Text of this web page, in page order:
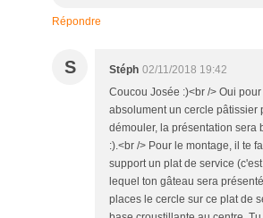
Répondre
S Stéph 02/11/2018 19:42
Coucou Josée :)<br /> Oui
absolument un cercle pâtissier
démouler, la présentation sera
:).<br /> Pour le montage, il te
support un plat de service
lequel ton gâteau sera
places le cercle sur ce plat de